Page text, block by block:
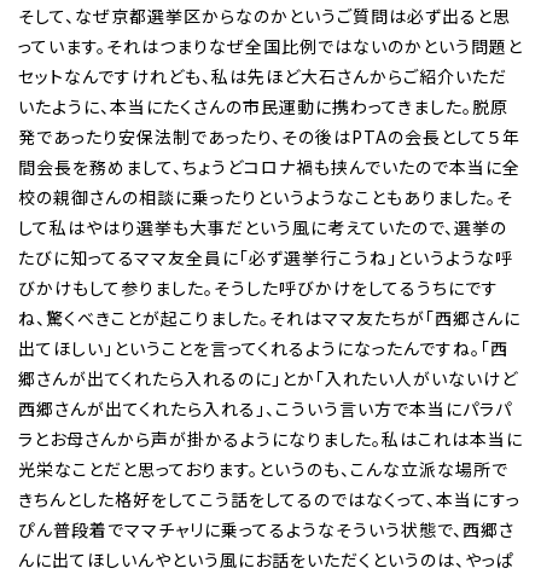
そして、なぜ京都選挙区からなのかというご質問は必ず出ると思
っています。それはつまりなぜ全国比例ではないのかという問題と
セットなんですけれども、私は先ほど大石さんからご紹介いただ
いたように、本当にたくさんの市民運動に携わってきました。脱原
発であったり安保法制であったり、その後はPTAの会長として５年
間会長を務めまして、ちょうどコロナ禍も挟んでいたので本当に全
校の親御さんの相談に乗ったりというようなこともありました。そ
して私はやはり選挙も大事だという風に考えていたので、選挙の
たびに知ってるママ友全員に「必ず選挙行こうね」というような呼
びかけもして参りました。そうした呼びかけをしてるうちにです
ね、驚くべきことが起こりました。それはママ友たちが「西郷さんに
出てほしい」ということを言ってくれるようになったんですね。「西
郷さんが出てくれたら入れるのに」とか「入れたい人がいないけど
西郷さんが出てくれたら入れる」、こういう言い方で本当にパラパ
ラとお母さんから声が掛かるようになりました。私はこれは本当に
光栄なことだと思っております。というのも、こんな立派な場所で
きちんとした格好をしてこう話をしてるのではなくって、本当にすっ
ぴん普段着でママチャリに乗ってるようなそういう状態で、西郷さ
んに出てほしいんやという風にお話をいただくというのは、やっぱ